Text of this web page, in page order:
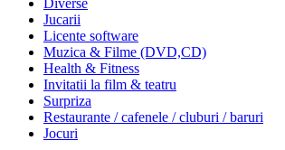
Jucarii
Licente software
Muzica & Filme (DVD,CD)
Health & Fitness
Invitatii la film & teatru
Surpriza
Restaurante / cafenele / cluburi / baruri
Jocuri